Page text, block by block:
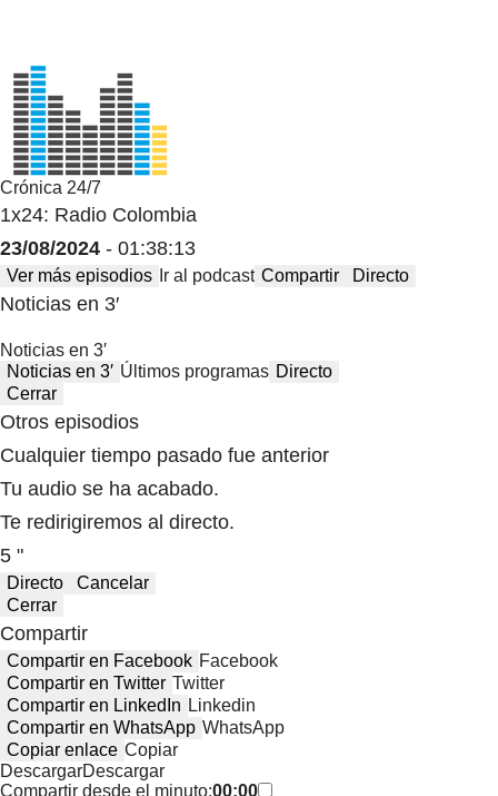
Crónica 24/7
1x24: Radio Colombia
23/08/2024 - 01:38:13
Ver más episodios Ir al podcast Compartir Directo
Noticias en 3′
Noticias en 3′
Noticias en 3′ Últimos programas Directo
Cerrar
Otros episodios
Cualquier tiempo pasado fue anterior
Tu audio se ha acabado.
Te redirigiremos al directo.
5 "
Directo
Cancelar
Cerrar
Compartir
Compartir en Facebook Facebook
Compartir en Twitter Twitter
Compartir en LinkedIn Linkedin
Compartir en WhatsApp WhatsApp
Copiar enlace Copiar
DescargarDescargar
Compartir desde el minuto:00:00